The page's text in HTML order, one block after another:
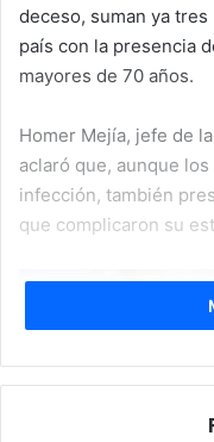
deceso, suman ya
país con la presencia
mayores de 70 años.
Homer Mejía, jefe de
aclaró que, aunque
infección, también
que complicaron su